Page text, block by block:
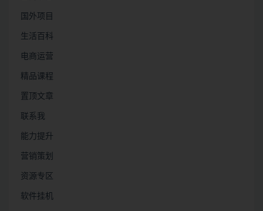
国外项目
生活百科
电商运营
精品课程
置顶文章
联系我
能力提升
营销策划
资源专区
软件挂机